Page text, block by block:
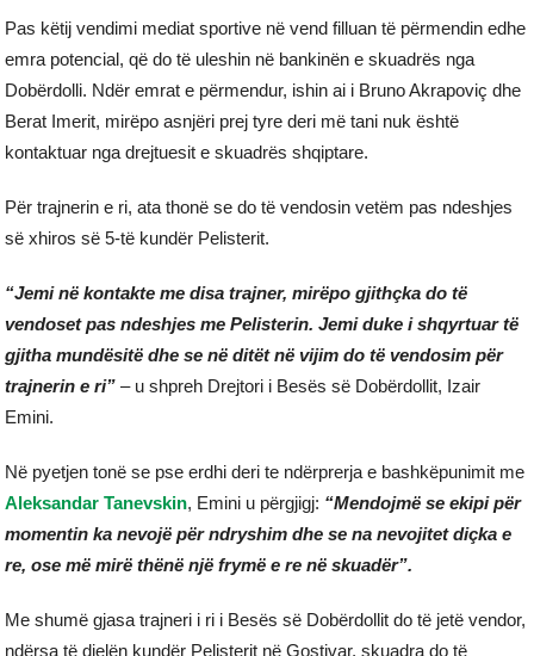
Pas këtij vendimi mediat sportive në vend filluan të përmendin edhe
emra potencial, që do të uleshin në bankinën e skuadrës nga
Dobërdolli. Ndër emrat e përmendur, ishin ai i Bruno Akrapoviç dhe
Berat Imerit, mirëpo asnjëri prej tyre deri më tani nuk është
kontaktuar nga drejtuesit e skuadrës shqiptare.
Për trajnerin e ri, ata thonë se do të vendosin vetëm pas ndeshjes
së xhiros së 5-të kundër Pelisterit.
“Jemi në kontakte me disa trajner, mirëpo gjithçka do të
vendoset pas ndeshjes me Pelisterin. Jemi duke i shqyrtuar të
gjitha mundësitë dhe se në ditët në vijim do të vendosim për
trajnerin e ri” – u shpreh Drejtori i Besës së Dobërdollit, Izair
Emini.
Në pyetjen tonë se pse erdhi deri te ndërprerja e bashkëpunimit me
Aleksandar Tanevskin, Emini u përgjigj: “Mendojmë se ekipi për
momentin ka nevojë për ndryshim dhe se na nevojitet diçka e
re, ose më mirë thënë një frymë e re në skuadër”.
Me shumë gjasa trajneri i ri i Besës së Dobërdollit do të jetë vendor,
ndërsa të dielën kundër Pelisterit në Gostivar, skuadra do të